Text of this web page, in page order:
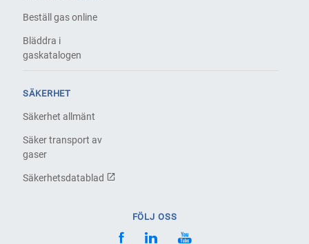
Beställ gas online
Bläddra i
gaskatalogen
SÄKERHET
Säkerhet allmänt
Säker transport av
gaser
Säkerhetsdatablad
FÖLJ OSS